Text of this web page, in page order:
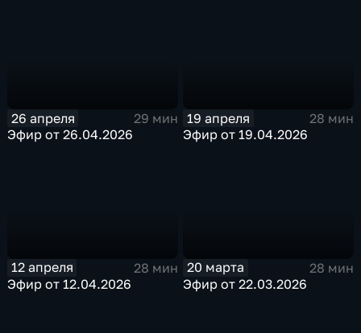
26 апреля
29 мин
Эфир от 26.04.2026
19 апреля
28 мин
Эфир от 19.04.2026
12 апреля
28 мин
Эфир от 12.04.2026
20 марта
28 мин
Эфир от 22.03.2026